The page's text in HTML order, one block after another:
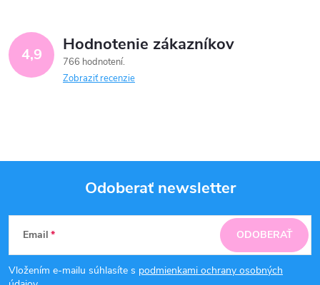
4,9 Hodnotenie zákazníkov
766 hodnotení
Zobraziť recenzie
Z
á
Odoberať newsletter
Email
Vložením e-mailu súhlasíte s podmienkami ochrany osobných
ODOBERAŤ